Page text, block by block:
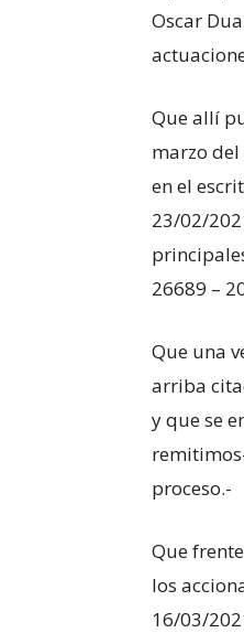
Oscar
Que allí
marzo
en el
23/02/
26689 –
Que una
arriba
y que se
proceso.-
Que
los
16/03/